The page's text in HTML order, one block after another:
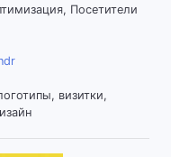
Посетители
визитки,